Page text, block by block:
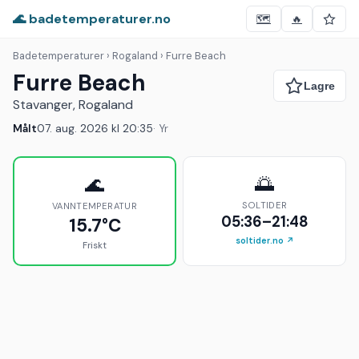
🌊 badetemperaturer.no 🗺️ 🔥
Badetemperaturer › Rogaland › Furre Beach
Furre Beach
Stavanger, Rogaland
Målt07. aug. 2026 kl 20:35· Yr
🌊
VANNTEMPERATUR
15.7°C
Friskt
🌅
SOLTIDER
05:36–21:48
soltider.no ↗